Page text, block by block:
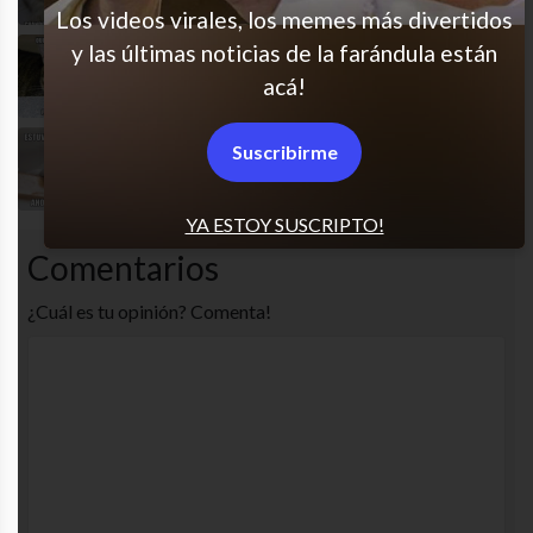
Especial gatitos 8
Comentarios
¿Cuál es tu opinión? Comenta!
YA ESTOY SUSCRIPTO!
Los videos virales, los memes más divertidos
y las últimas noticias de la farándula están
acá!
Suscribirme